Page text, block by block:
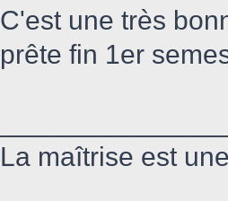
C'est une très
prête fin 1er
La maîtrise est